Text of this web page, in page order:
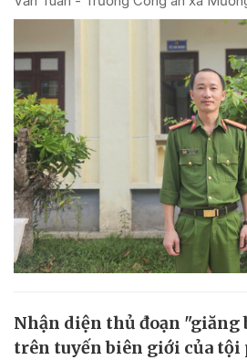
Nhận diện thủ đoạn "giăng
trên tuyến biên giới của tội